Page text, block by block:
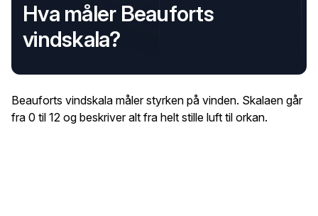
Hva måler Beauforts
vindskala?
Beauforts vindskala måler styrken på vinden. Skalaen går
fra 0 til 12 og beskriver alt fra helt stille luft til orkan.